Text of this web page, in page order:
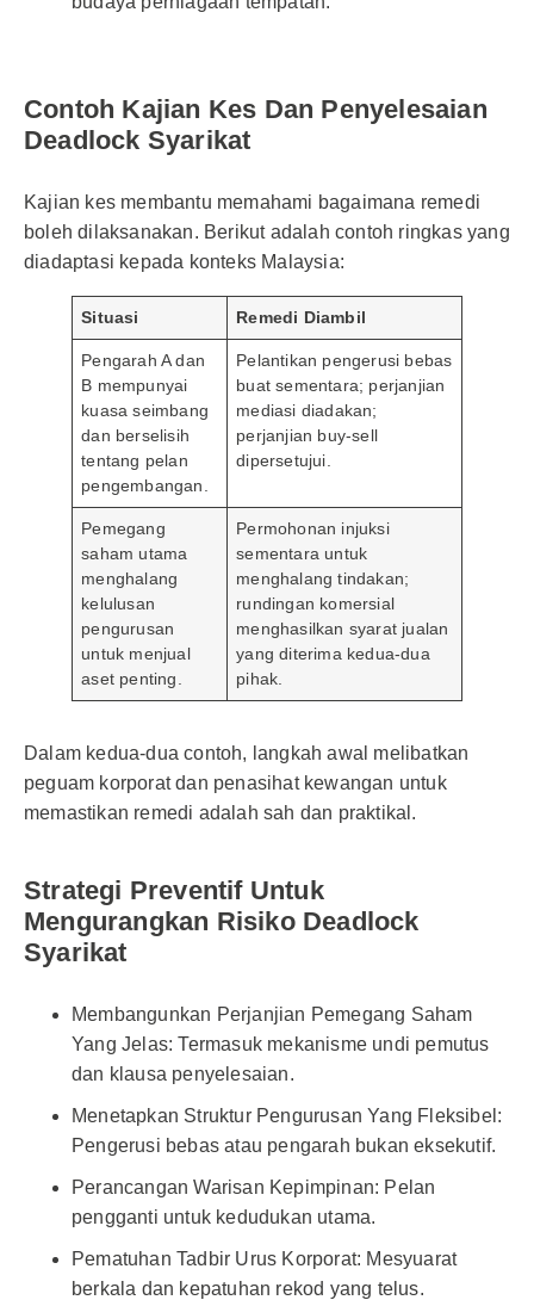
Contoh Kajian Kes Dan Penyelesaian
Deadlock Syarikat
Kajian kes membantu memahami bagaimana remedi
boleh dilaksanakan. Berikut adalah contoh ringkas yang
diadaptasi kepada konteks Malaysia:
Situasi Remedi Diambil
Pengarah A dan
B mempunyai
kuasa seimbang
dan berselisih
tentang pelan
pengembangan.
Pelantikan pengerusi bebas
buat sementara; perjanjian
mediasi diadakan;
perjanjian buy-sell
dipersetujui.
Pemegang
saham utama
menghalang
kelulusan
pengurusan
untuk menjual
aset penting.
Permohonan injuksi
sementara untuk
menghalang tindakan;
rundingan komersial
menghasilkan syarat jualan
yang diterima kedua-dua
pihak.
Dalam kedua-dua contoh, langkah awal melibatkan
peguam korporat dan penasihat kewangan untuk
memastikan remedi adalah sah dan praktikal.
Strategi Preventif Untuk
Mengurangkan Risiko Deadlock
Syarikat
Membangunkan Perjanjian Pemegang Saham
Yang Jelas: Termasuk mekanisme undi pemutus
dan klausa penyelesaian.
Menetapkan Struktur Pengurusan Yang Fleksibel:
Pengerusi bebas atau pengarah bukan eksekutif.
Perancangan Warisan Kepimpinan: Pelan
pengganti untuk kedudukan utama.
Pematuhan Tadbir Urus Korporat: Mesyuarat
berkala dan kepatuhan rekod yang telus.